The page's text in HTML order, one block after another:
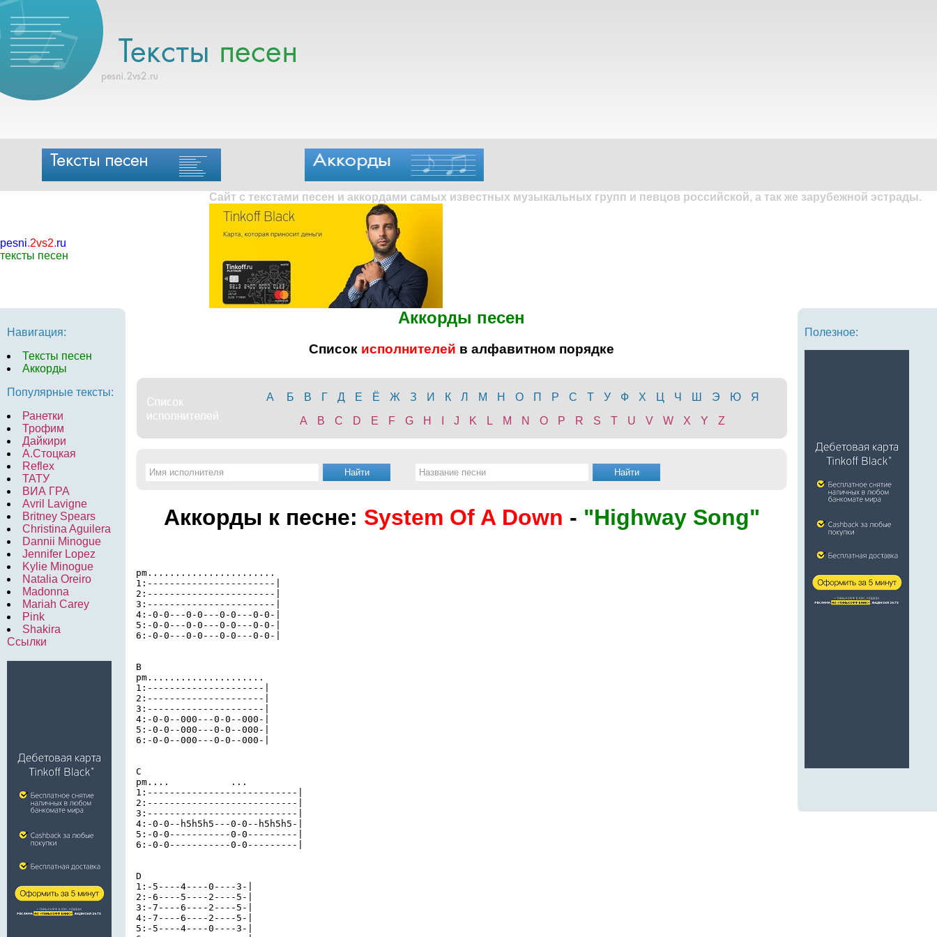
pesni.2vs2.ru
тексты песен
Сайт с текстами песен и аккордами самых известных музыкальных групп и певцов российской, а так же зарубежной эстрады.
Навигация:
Тексты песен
Аккорды
Популярные тексты:
Ранетки
Трофим
Дайкири
А.Стоцкая
Reflex
ТАТУ
ВИА ГРА
Avril Lavigne
Britney Spears
Christina Aguilera
Dannii Minogue
Jennifer Lopez
Kylie Minogue
Natalia Oreiro
Madonna
Mariah Carey
Pink
Shakira
Ссылки
Аккорды песен
Список исполнителей в алфавитном порядке
А Б В Г Д Е Ё Ж З И К Л М Н О П Р С Т У Ф Х Ц Ч Ш Э Ю
Я
A
B C D E F G H J K L M N O P R S T U V W X Y Z
Аккорды к песне: System Of A Down - "Highway Song"
pm.......................
1:-----------------------|
2:-----------------------|
3:-----------------------|
4:-0-0---0-0---0-0---0-0-|
5:-0-0---0-0---0-0---0-0-|
6:-0-0---0-0---0-0---0-0-|
B
pm.....................
1:---------------------|
2:---------------------|
3:---------------------|
4:-0-0--000---0-0--000-|
5:-0-0--000---0-0--000-|
6:-0-0--000---0-0--000-|
C
pm....           ...
1:---------------------------|
2:---------------------------|
3:---------------------------|
4:-0-0--h5h5h5---0-0--h5h5h5-|
5:-0-0-----------0-0---------|
6:-0-0-----------0-0---------|
D
1:-5----4----0----3-|
2:-6----5----2----5-|
3:-7----6----2----5-|
4:-7----6----2----5-|
5:-5----4----0----3-|
Полезное: